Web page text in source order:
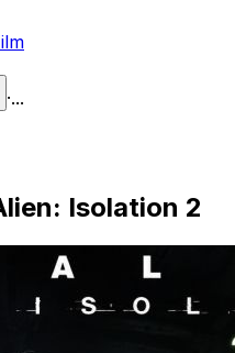
·...
Isolation 2